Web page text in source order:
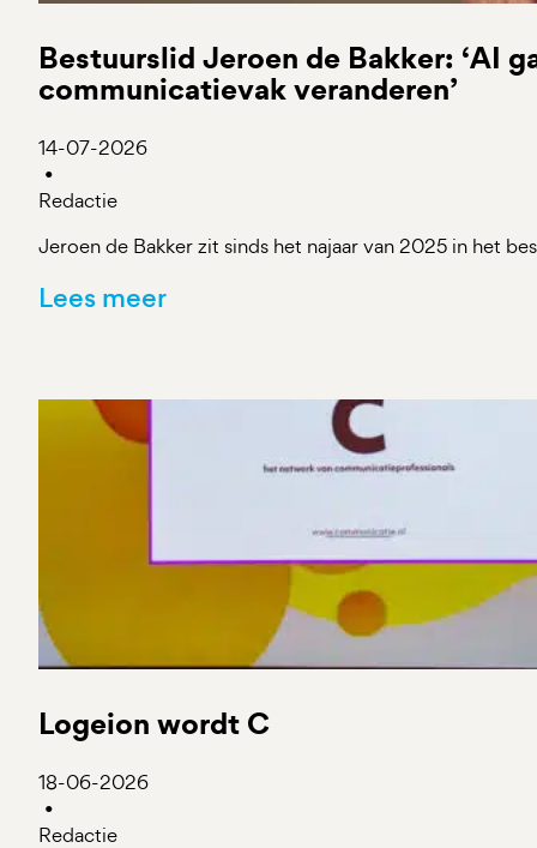
Bestuurslid Jeroen de Bakker: ‘AI
communicatievak veranderen’
14-07-2026
•
Redactie
Jeroen de Bakker zit sinds het najaar van 2025 in het
Lees meer
Logeion wordt C
18-06-2026
•
Redactie